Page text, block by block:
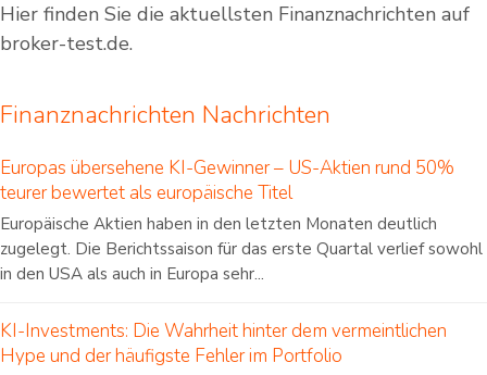
Hier finden Sie die aktuellsten Finanznachrichten auf
broker-test.de.
Finanznachrichten Nachrichten
Europas übersehene KI-Gewinner – US-Aktien rund 50%
teurer bewertet als europäische Titel
Europäische Aktien haben in den letzten Monaten deutlich
zugelegt. Die Berichtssaison für das erste Quartal verlief sowohl
in den USA als auch in Europa sehr...
KI-Investments: Die Wahrheit hinter dem vermeintlichen
Hype und der häufigste Fehler im Portfolio